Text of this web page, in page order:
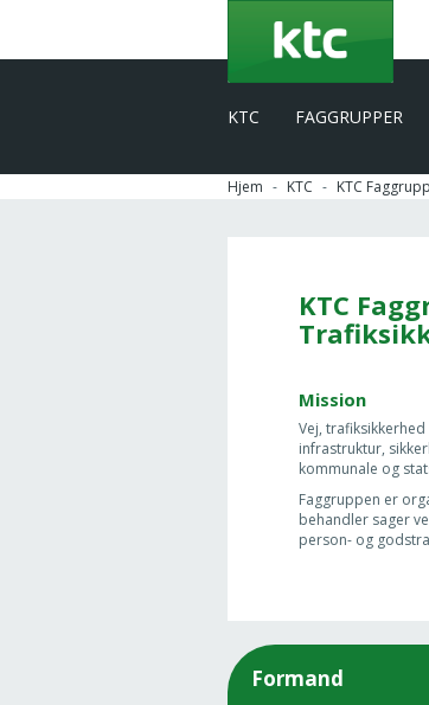
KTC FAGGRUPPER
Hjem KTC KTC
KTC
Mission
Vej,
infrastruktur,
kommunale og
Faggruppen er
behandler sager
person- og
Formand